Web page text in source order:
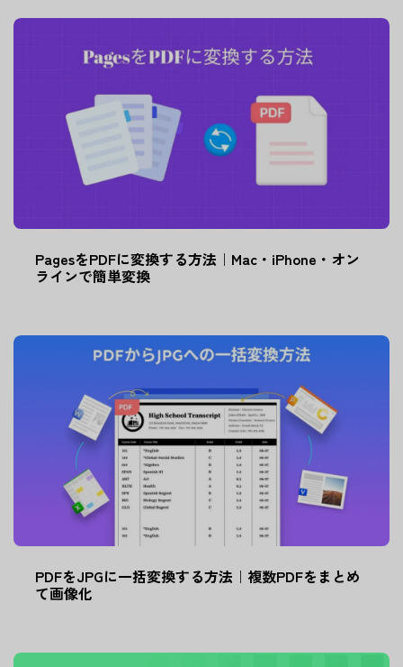
PagesをPDFに変換する方法｜Mac・iPhone・オン
ラインで簡単変換
PDFをJPGに一括変換する方法｜複数PDFをまとめ
て画像化